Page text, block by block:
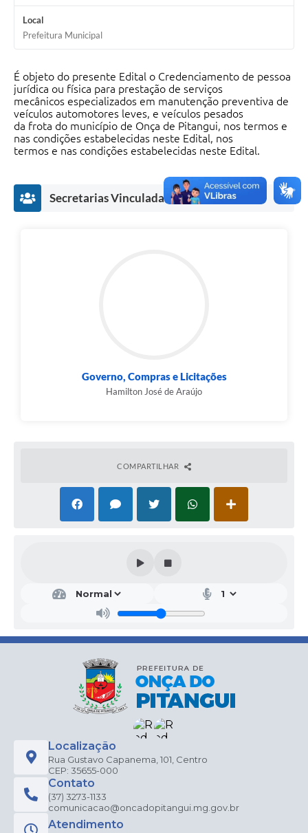
Local
Prefeitura Municipal
É objeto do presente Edital o Credenciamento de pessoa
jurídica ou física para prestação de serviços
mecânicos especializados em manutenção preventiva de
veículos automotores leves, e veículos pesados
da frota do município de Onça de Pitangui, nos termos e
nas condições estabelecidas neste Edital, nos
termos e nas condições estabelecidas neste Edital.
Secretarias Vinculadas
Governo, Compras e Licitações
Hamilton José de Araújo
COMPARTILHAR
Localização
Rua Gustavo Capanema, 101, Centro
CEP: 35655-000
Contato
(37) 3273-1133
comunicacao@oncadopitangui.mg.gov.br
Atendimento